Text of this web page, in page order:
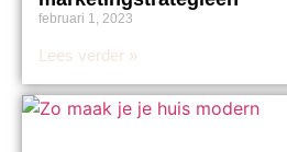
februari 1, 2023
Lees verder »